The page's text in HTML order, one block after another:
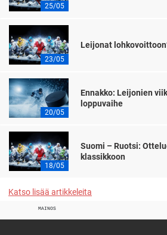
25/05
23/05
Leijonat
20/05
Ennakko: Leijonien
loppuvaihe
18/05
Suomi – Ruotsi:
klassikkoon
Katso lisää artikkeleita
MAINOS